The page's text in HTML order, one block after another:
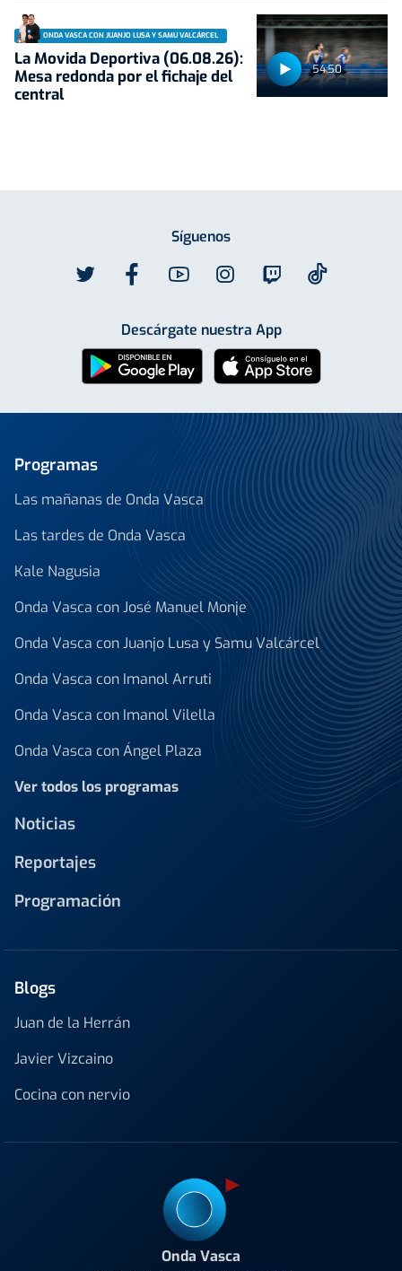
54:50
ONDA VASCA CON JUANJO LUSA Y SAMU VALCÁRCEL
La Movida Deportiva (06.08.26):
Mesa redonda por el fichaje del
central
Síguenos
Descárgate nuestra App
Programas
Las mañanas de Onda Vasca
Las tardes de Onda Vasca
Kale Nagusia
Onda Vasca con José Manuel Monje
Onda Vasca con Juanjo Lusa y Samu Valcárcel
Onda Vasca con Imanol Arruti
Onda Vasca con Imanol Vilella
Onda Vasca con Ángel Plaza
Ver todos los programas
Noticias
Reportajes
Programación
Blogs
Juan de la Herrán
Javier Vizcaino
Cocina con nervio
Onda Vasca